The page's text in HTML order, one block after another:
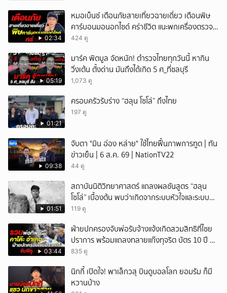
02:34
หมอเบ็นซ์ เตือนภัยสายเที่ยวฉายเดี่ยว เตือนพิษ
คาร์บอนมอนอกไซด์ คร่าชีวิต แนะพกเครื่องตรวจ
วัดติดตัว
424 ดู
05:19
มาร์ค พิตบูล จัดหนัก! ตำรวจไทยทุกวันนี้ หากิน
วิ่งเต้น ตั้งด่าน มันถึงได้เกิด 5 ศ_ที่ชลบุรี
1,073 ดู
01:21
ครอบครัวรับร่าง “ฮลุน โซโล่” ถึงไทย
197 ดู
09:38
จับตา "มิน อ่อง หล่าย" ใช้ไทยฟื้นภาพการทูต | ทัน
ข่าวเย็น | 6 ส.ค. 69 | NationTV22
44 ดู
01:51
สถาบันนิติวิทยาศาสตร์ แถลงผลชันสูตร “ฮลุน
โซโล่” เบื้องต้น พบว่าเกิดจากระบบหัวใจและระบบ
ไหลเวียนโลหิตล้มเหลว
119 ดู
03:44
ฝ่ายปกครองจับพ่อรับจ้างแจ้งเกิดสวมสิทธิที่ไชย
ปราการ พร้อมแถลงทลายแก๊งทุจริต บัตร 10 ปี ที่
แม่สอด
835 ดู
นิกกี้ เปิดใจ! พาเล็กวสุ บินดูบอลโลก ยอมรัม ก็มี
หวานบ้าง